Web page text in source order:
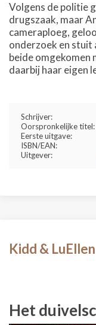
Volgens de politie
drugszaak, maar
cameraploeg,
onderzoek en stuit
beide omgekomen
daarbij haar eigen
Schrijver:
Oorspronkelijke titel:
Eerste uitgave:
ISBN/EAN:
Uitgever:
Kidd & LuEllen
Het